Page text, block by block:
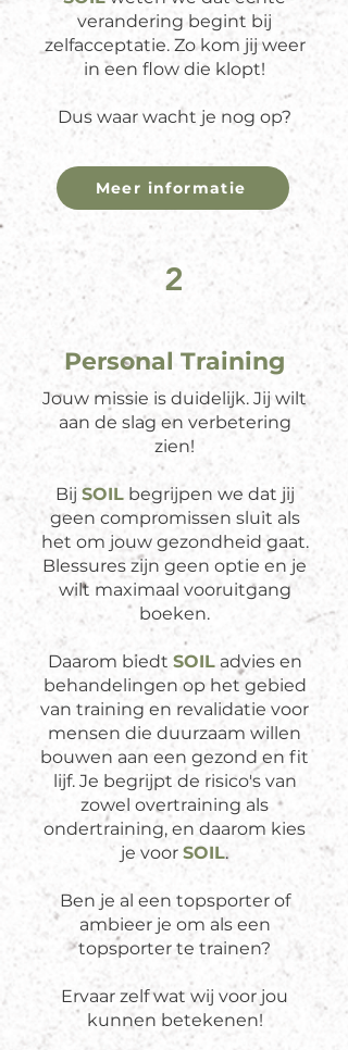
verandering begint bij
zelfacceptatie. Zo kom jij weer
in een flow die klopt!
Dus waar wacht je nog op?
Meer informatie
2
Personal Training
Jouw missie is duidelijk. Jij wilt
aan de slag en verbetering
zien!
Bij SOILbegrijpen we dat jij
geen compromissen sluit als
het om jouw gezondheid gaat.
Blessures zijn geen optie en je
wilt maximaal vooruitgang
boeken.
Daarom biedt SOILadvies en
behandelingen op het gebied
van training en revalidatie voor
mensen die duurzaam willen
bouwen aan een gezond en fit
lijf. Je begrijpt de risico's van
zowel overtraining als
ondertraining, en daarom kies
je voor SOIL.
Ben je al een topsporter of
ambieer je om als een
topsporter te trainen?
Ervaar zelf wat wij voor jou
kunnen betekenen!